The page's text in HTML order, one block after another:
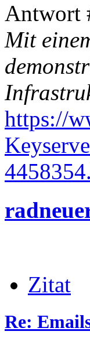
Antwort
Mit
https://
Zitat
Re: